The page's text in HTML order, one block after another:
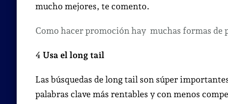
mucho mejores, te comento.
Como hacer promoción hay muchas formas de
4 Usa el long tail
Las búsquedas de long tail son súper
palabras clave más rentables y con menos